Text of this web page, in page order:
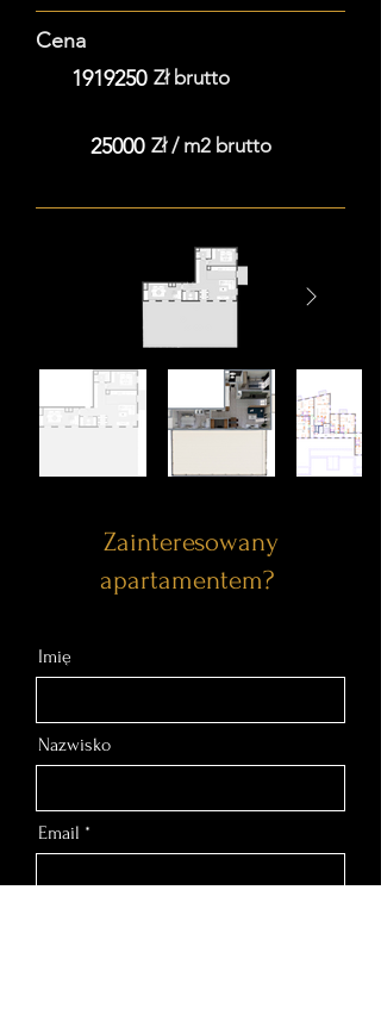
Cena
1919250 Zł brutto
25000 Zł / m2 brutto
Zainteresowany
apartamentem?
Imię
Nazwisko
Email